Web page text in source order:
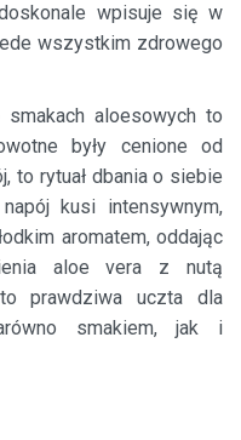
wpisuje się w
wszystkim zdrowego
aloesowych to
były cenione od
to rytuał dbania o siebie
kusi intensywnym,
aromatem, oddając
aloe vera z nutą
prawdziwa uczta dla
smakiem, jak i